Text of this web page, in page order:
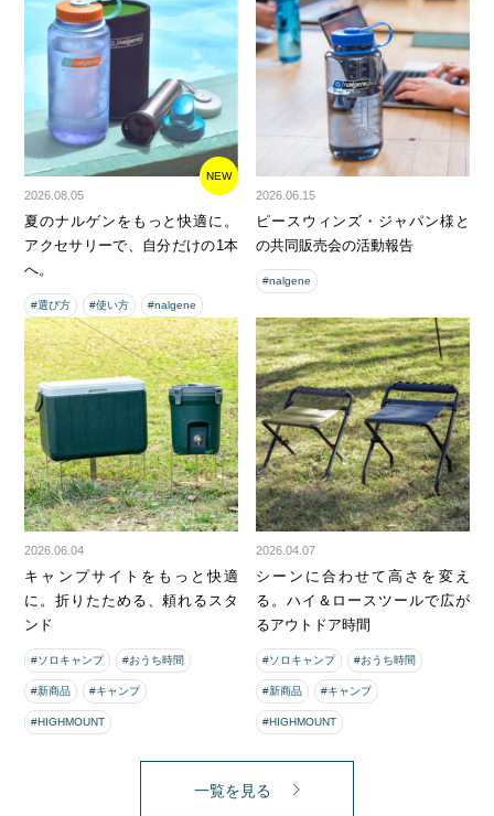
NEW
2026.08.05
夏のナルゲンをもっと快適に。
アクセサリーで、自分だけの1本
へ。
#選び方 #使い方 #nalgene
2026.06.15
ピースウィンズ・ジャパン様と
の共同販売会の活動報告
#nalgene
2026.06.04
キャンプサイトをもっと快適
に。折りたためる、頼れるスタ
ンド
#ソロキャンプ #おうち時間
#新商品 #キャンプ
#HIGHMOUNT
2026.04.07
シーンに合わせて高さを変え
る。ハイ＆ロースツールで広が
るアウトドア時間
#ソロキャンプ #おうち時間
#新商品 #キャンプ
#HIGHMOUNT
一覧を見る